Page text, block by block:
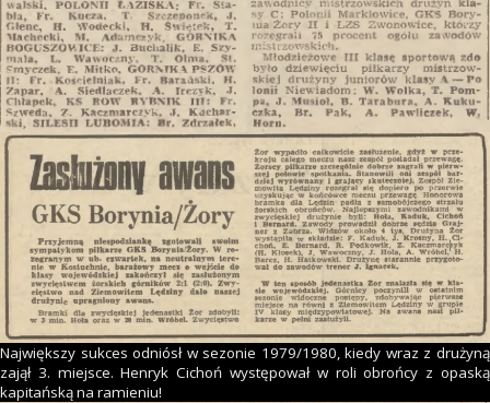
Największy sukces odniósł w sezonie 1979/1980, kiedy wraz z drużyną
zajął 3. miejsce. Henryk Cichoń występował w roli obrońcy z opaską
kapitańską na ramieniu!